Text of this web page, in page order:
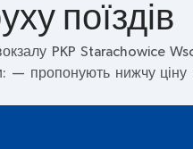
поїздів
PKP Starachowice
— пропонують нижчу ціну